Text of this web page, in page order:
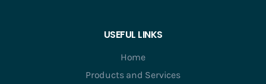
USEFUL LINKS
Home
Products and Services